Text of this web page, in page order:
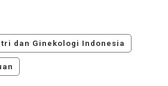
dan Ginekologi Indonesia